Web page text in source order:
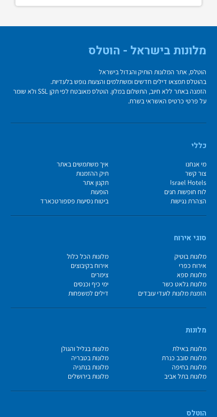
מלונות בישראל - הוטלס
הוטלס, אתר המלונות הותיק והגדול בישראל
בהוטלס תמצאו דילים חדשים ומשתלמים והצעות נופש בלעדיות.
הזמנה באתר ללא חיוב, התשלום במלון. הוטלס מאובטח לפי תקן SSL ולא שומר
על פרטי כרטיס האשראי בשרת.
כללי
מי אנחנו
איך משתמשים באתר
צור קשר
תיק ההזמנות
Israel Hotels
תקנון אתר
לוח חופשות חגים
הופעות
הצהרת נגישות
ביטוח נסיעות פספורטכארד
סוגי אירוח
מלונות בוטיק
מלונות הכל כלול
אירוח כפרי
אירוח בקיבוצים
מלונות ספא
צימרים
מלונות גלאט כשר
ימי כיף וכנסים
הזמנת מלונות לועדי עובדים
דילים למשפחות
מלונות
מלונות באילת
מלונות בגליל והגולן
מלונות סובב כנרת
מלונות בטבריה
מלונות בחיפה
מלונות בנתניה
מלונות בתל אביב
מלונות בירושלים
הוטלס